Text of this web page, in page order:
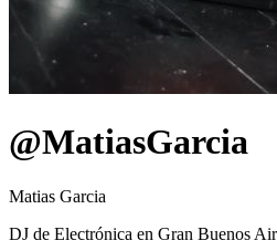
@MatiasGarcia
Matias Garcia
DJ de Electrónica en Gran Buenos